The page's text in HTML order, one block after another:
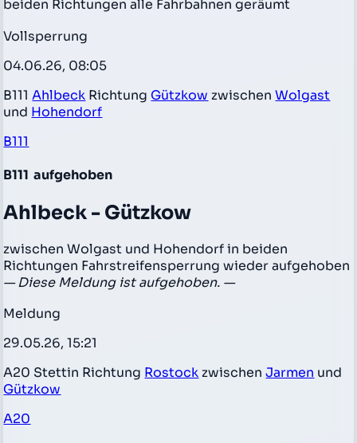
beiden Richtungen alle Fahrbahnen geräumt
Vollsperrung
04.06.26, 08:05
B111Ahlbeck Richtung Gützkow zwischenWolgast
und Hohendorf
B111
B111 aufgehoben
Ahlbeck - Gützkow
zwischen Wolgast und Hohendorf in beiden
Richtungen Fahrstreifensperrung wieder aufgehoben
— Diese Meldung ist aufgehoben. —
Meldung
29.05.26, 15:21
A20 Stettin Richtung Rostock zwischenJarmen und
Gützkow
A20